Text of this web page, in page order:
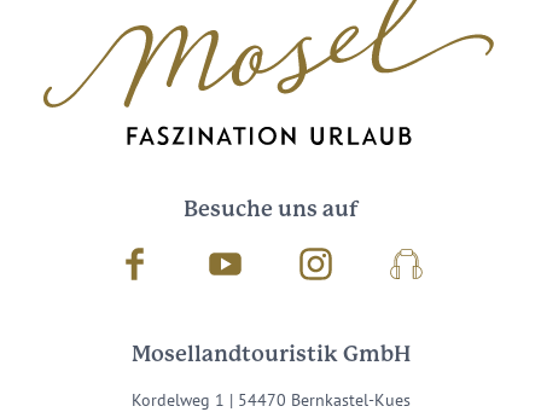
Besuche uns auf
Facebook Youtube InstagramPodcast
Mosellandtouristik GmbH
Kordelweg 1 | 54470 Bernkastel-Kues